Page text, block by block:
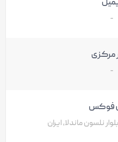
-
مرکزی
-
فوکس
نلسون ماندلا، ایران